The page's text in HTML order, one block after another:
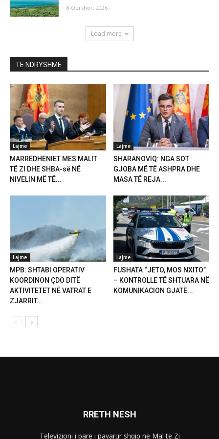
8 Qershor, 2026
Load more
TË NDRYSHME
Lajme
MARRËDHËNIET MES MALIT
TË ZI DHE SHBA-së NË
NIVELIN MË TË...
Lajme
SHARANOVIQ: NGA SOT
GJOBA MË TË ASHPRA DHE
MASA TË REJA...
Lajme
MPB: SHTABI OPERATIV
KOORDINON ÇDO DITË
AKTIVITETET NË VATRAT E
ZJARRIT...
Lajme
FUSHATA “JETO, MOS NXITO”
– KONTROLLE TË SHTUARA NË
KOMUNIKACION GJATË...
RRETH NESH
Televizioni i parë i pavarur shqip në Mal të Zi